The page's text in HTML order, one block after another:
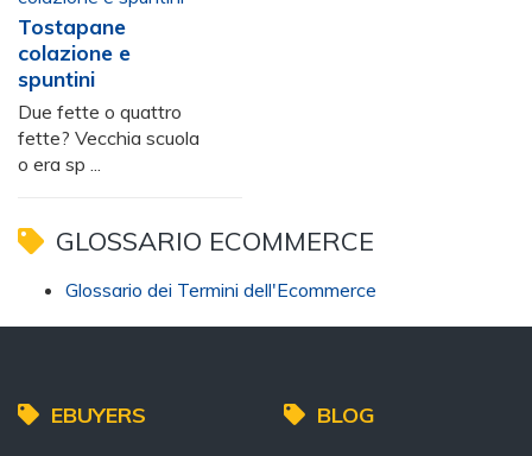
Tostapane
colazione e
spuntini
Due fette o quattro
fette? Vecchia scuola
o era sp ...
GLOSSARIO ECOMMERCE
Glossario dei Termini dell'Ecommerce
EBUYERS BLOG